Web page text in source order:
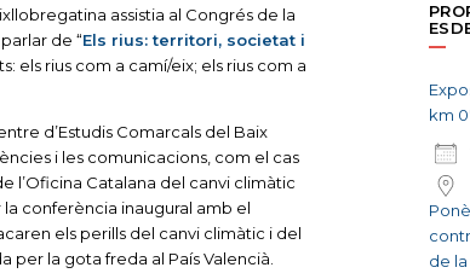
assistia al Congrés de la
de “Els rius: territori, societat i
els rius com a camí/eix; els rius com a
d’Estudis Comarcals del Baix
i les comunicacions, com el cas
l’Oficina Catalana del canvi climàtic
conferència inaugural amb el
els perills del canvi climàtic i del
la gota freda al País Valencià.
km
de la